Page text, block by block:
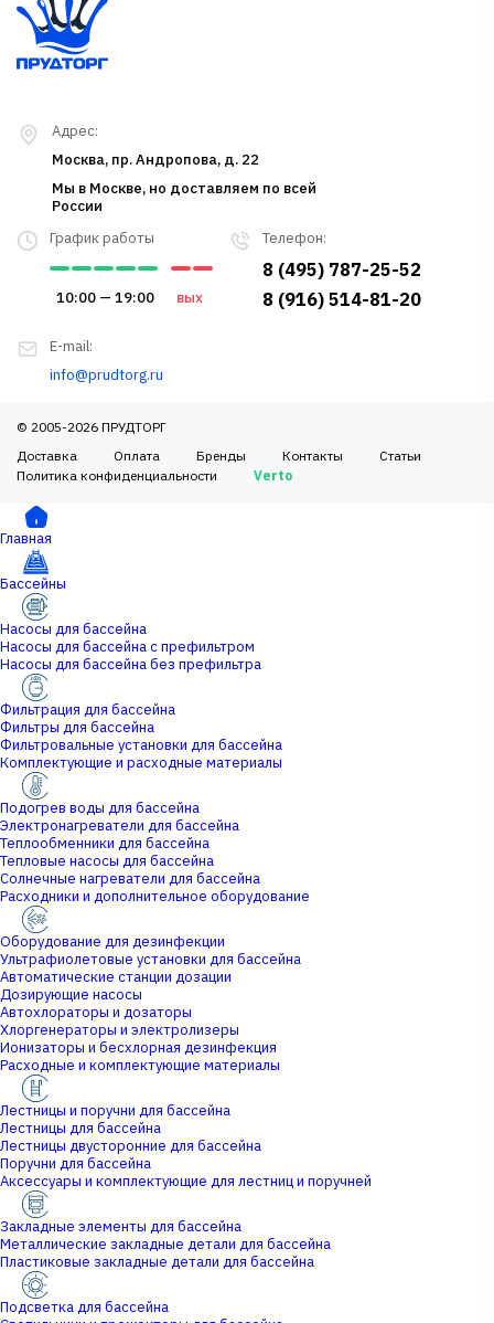
Телефон:
8 (495) 787-25-52
8 (916) 514-81-20
График работы
10:00 — 19:00 вых
E-mail:
info@prudtorg.ru
Адрес:
Москва, пр. Андропова, д. 22
Мы в Москве, но доставляем по всей
России
© 2005-2026 ПРУДТОРГ
Доставка
Оплата Бренды Контакты
Статьи
Политика конфиденциальности
Verto
Главная
Бассейны
Насосы для бассейна
Насосы для бассейна с префильтром
Насосы для бассейна без префильтра
Фильтрация для бассейна
Фильтры для бассейна
Фильтровальные установки для бассейна
Комплектующие и расходные материалы
Подогрев воды для бассейна
Электронагреватели для бассейна
Теплообменники для бассейна
Тепловые насосы для бассейна
Солнечные нагреватели для бассейна
Расходники и дополнительное оборудование
Оборудование для дезинфекции
Ультрафиолетовые установки для бассейна
Автоматические станции дозации
Дозирующие насосы
Автохлораторы и дозаторы
Хлоргенераторы и электролизеры
Ионизаторы и бесхлорная дезинфекция
Расходные и комплектующие материалы
Лестницы и поручни для бассейна
Лестницы для бассейна
Лестницы двусторонние для бассейна
Поручни для бассейна
Аксессуары и комплектующие для лестниц и поручней
Закладные элементы для бассейна
Металлические закладные детали для бассейна
Пластиковые закладные детали для бассейна
Подсветка для бассейна